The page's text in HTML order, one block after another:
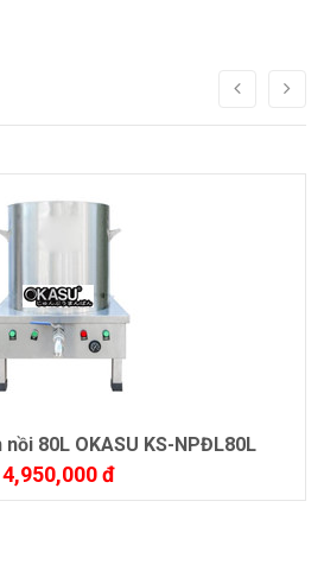
nồi 80L OKASU KS-NPĐL80L
4,950,000 đ